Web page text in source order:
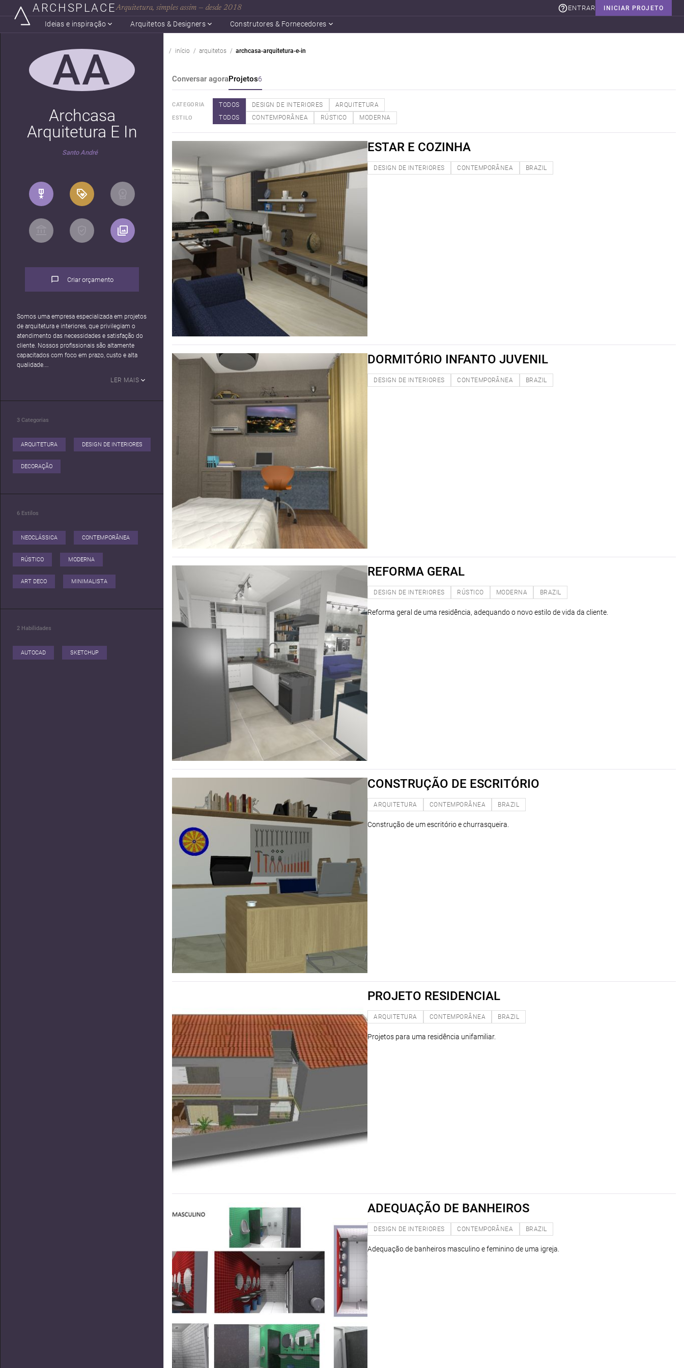
ARCHSPLACEArquitetura, simples assim — desde 2018 INICIAR PROJETO
ENTRAR
Ideias e inspiração Arquitetos & Designers Construtores & Fornecedores
AA
Archcasa
Arquitetura E In
Santo André
Criar orçamento
Somos uma empresa especializada em projetos
de arquitetura e interiores, que privilegiam o
atendimento das necessidades e satisfação do
cliente. Nossos profissionais são altamente
capacitados com foco em prazo, custo e alta
qualidade.
LER MAIS
3 Categorias
ARQUITETURA DESIGN DE INTERIORES
DECORAÇÃO
6 Estilos
NEOCLÁSSICA CONTEMPORÂNEA
RÚSTICO MODERNA
ART DECO MINIMALISTA
2 Habilidades
AUTOCAD SKETCHUP
início arquitetos archcasa-arquitetura-e-in
Conversar agoraProjetos6
CATEGORIA TODOS DESIGN DE INTERIORES ARQUITETURA
ESTILO TODOS CONTEMPORÂNEA RÚSTICO MODERNA
ESTAR E COZINHA
DESIGN DE INTERIORES CONTEMPORÂNEA BRAZIL
DORMITÓRIO INFANTO JUVENIL
DESIGN DE INTERIORES CONTEMPORÂNEA BRAZIL
REFORMA GERAL
DESIGN DE INTERIORES RÚSTICO MODERNA BRAZIL
Reforma geral de uma residência, adequando o novo estilo de vida da cliente.
CONSTRUÇÃO DE ESCRITÓRIO
ARQUITETURA CONTEMPORÂNEA BRAZIL
Construção de um escritório e churrasqueira.
PROJETO RESIDENCIAL
ARQUITETURA CONTEMPORÂNEA BRAZIL
Projetos para uma residência unifamiliar.
ADEQUAÇÃO DE BANHEIROS
DESIGN DE INTERIORES CONTEMPORÂNEA BRAZIL
Adequação de banheiros masculino e feminino de uma igreja.